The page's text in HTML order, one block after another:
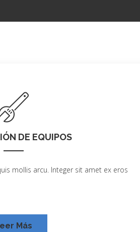
DE EQUIPOS
mollis arcu. Integer sit amet ex eros
Más